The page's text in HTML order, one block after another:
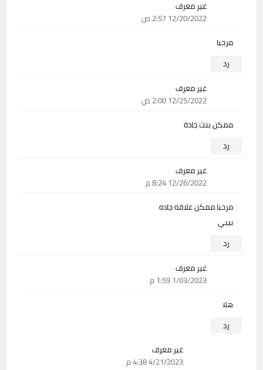
غير معرف
12/20/2022 2:57 ص
مرحبا
رد
غير معرف
12/25/2022 2:00 ص
ممكن بنت جادة
رد
غير معرف
12/26/2022 8:24 م
مرحبا ممكن علاقه جاده
بيبي
رد
غير معرف
1/03/2023 1:59 م
هلا
رد
غير معرف
4/21/2023 4:38 م